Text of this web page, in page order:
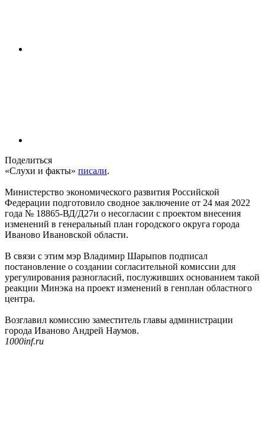
Поделиться
«Слухи и факты» писали.
Министерство экономического развития Российской
Федерации подготовило сводное заключение от 24 мая 2022
года № 18865-ВД/Д27и о несогласии с проектом внесения
изменений в генеральный план городского округа города
Иваново Ивановской области.
В связи с этим мэр Владимир Шарыпов подписал
постановление о создании согласительной комиссии для
урегулирования разногласий, послуживших основанием такой
реакции Минэка на проект изменений в генплан областного
центра.
Возглавил комиссию заместитель главы администрации
города Иваново Андрей Наумов.
1000inf.ru